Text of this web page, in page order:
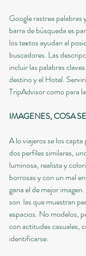
Google rastrea palabras
barra de búsqueda es
los textos ayudan al
buscadores. Las
incluir las palabras
destino y el Hotel.
TripAdvisor como para
IMAGENES, COSA
A lo viajeros se los
dos perfiles similares,
luminosa, realista y
borrosas y con un mal
gana el de mejor
son  las que muestran
espacios. No modelos,
con actitudes casuales,
identificarse.